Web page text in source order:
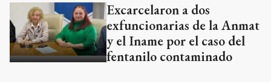
Excarcelaron a dos
exfuncionarias de la Anmat
y el Iname por el caso del
fentanilo contaminado